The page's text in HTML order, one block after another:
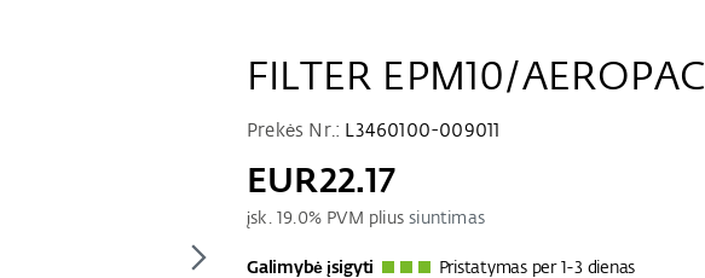
FILTER EPM10/AEROPAC
Prekės Nr.: L3460100-009011
EUR22.17
įsk. 19.0% PVM pliussiuntimas
Galimybė įsigyti Pristatymas per 1-3 dienas